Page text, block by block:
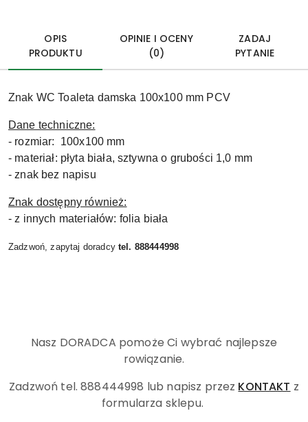
OPIS
PRODUKTU
OPINIE I OCENY
(0)
ZADAJ
PYTANIE
Znak WC Toaleta damska 100x100 mm PCV
Dane techniczne:
- rozmiar: 100x100 mm
- materiał: płyta biała, sztywna o grubości 1,0 mm
- znak bez napisu
Znak dostępny również:
- z innych materiałów: folia biała
Zadzwoń, zapytaj doradcy tel. 888444998
Nasz DORADCA pomoże Ci wybrać najlepsze
rowiązanie.
Zadzwoń tel. 888444998 lub napisz przez KONTAKT z
formularza sklepu.